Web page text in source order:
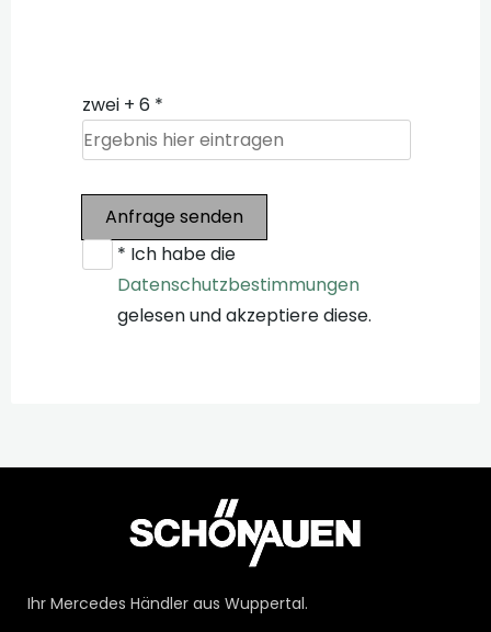
zwei + 6 *
Anfrage senden
* Ich habe die
Datenschutzbestimmungen
gelesen und akzeptiere diese.
Ihr Mercedes Händler aus Wuppertal.